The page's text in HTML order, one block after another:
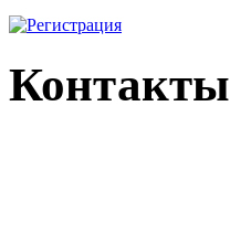
Контакты